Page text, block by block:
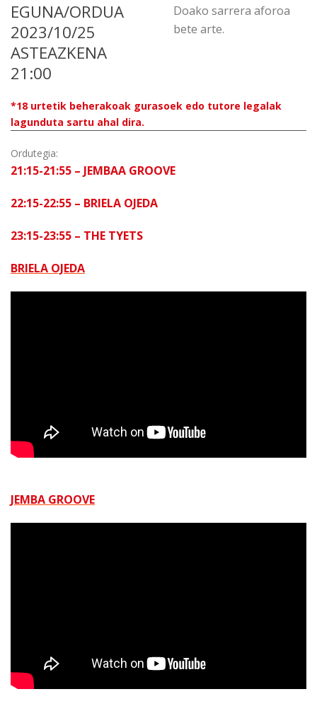
EGUNA/ORDUA
2023/10/25
ASTEAZKENA
21:00
Doako sarrera aforoa
bete arte.
*18 urtetik beherakoak gurasoek edo tutore legalak
lagunduta sartu ahal dira.
Ordutegia:
21:15-21:55 – JEMBAA GROOVE
22:15-22:55 – BRIELA OJEDA
23:15-23:55 – THE TYETS
BRIELA OJEDA
JEMBA GROOVE